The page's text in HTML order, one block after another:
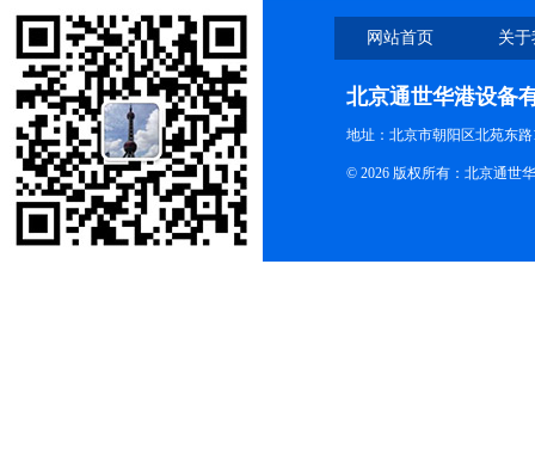
网站首页 关
北京通世华港设备
地址：北京市朝阳区北苑东路
© 2026 版权所有：北京通世